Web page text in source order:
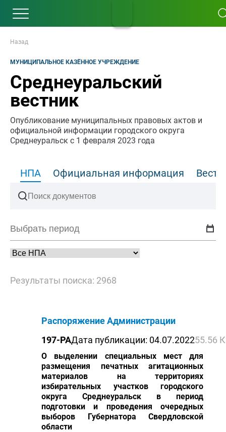
Назад
МУНИЦИПАЛЬНОЕ КАЗЁННОЕ УЧРЕЖДЕНИЕ
Среднеуральский
вестник
Опубликование муниципальных правовых актов и
официальной информации городского округа
Среднеуральск с 1 февраля 2023 года
НПА Официальная информация
Результаты поиска: 2968
Распоряжение Администрации
197-РАДата публикации: 04.07.202255.56
О выделении специальных мест для
размещения печатных агитационных
материалов на территориях
избирательных участков городского
округа Среднеуральск в период
подготовки и проведения очередных
выборов Губернатора Свердловской
области